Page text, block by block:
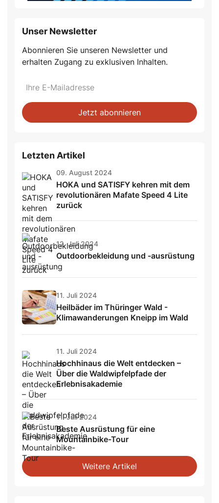
Unser Newsletter
Abonnieren Sie unseren Newsletter und
erhalten Zugang zu exklusiven Inhalten.
Do
fill
this
*Ihre
Mailadresse:
Jetzt abonnieren
Letzten Artikel
09. August 2024
HOKA und SATISFY kehren mit dem
revolutionären Mafate Speed 4 Lite
zurück
12. Juli 2024
Outdoorbekleidung und -ausrüstung
11. Juli 2024
Heilbäder im Thüringer Wald -
Klimawanderungen Kneipp im Wald
11. Juli 2024
Hochhinaus die Welt entdecken –
Über die Waldwipfelpfade der
Erlebnisakademie
11. Juli 2024
Beste Ausrüstung für eine
Mountainbike-Tour
Weitere Artikel